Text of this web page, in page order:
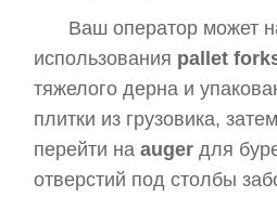
Ваш оператор может
использования pallet
тяжелого дерна и
плитки из грузовика,
перейти наauger для
отверстий под столбы